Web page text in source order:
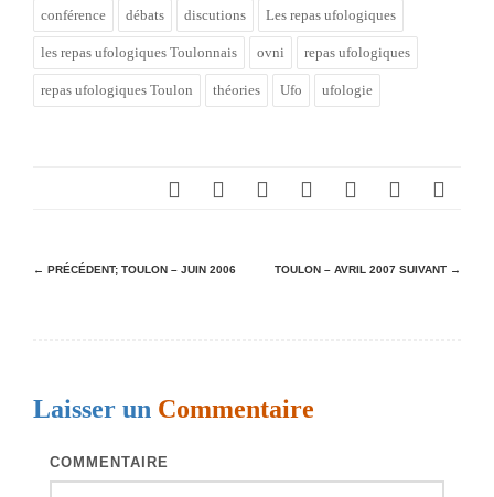
conférence débats discutions Les repas ufologiques
les repas ufologiques Toulonnais ovni repas ufologiques
repas ufologiques Toulon théories Ufo ufologie
N
g
← PRÉCÉDENT; TOULON – JUIN 2006 TOULON – AVRIL 2007 SUIVANT →
Laisser un Commentaire
COMMENTAIRE